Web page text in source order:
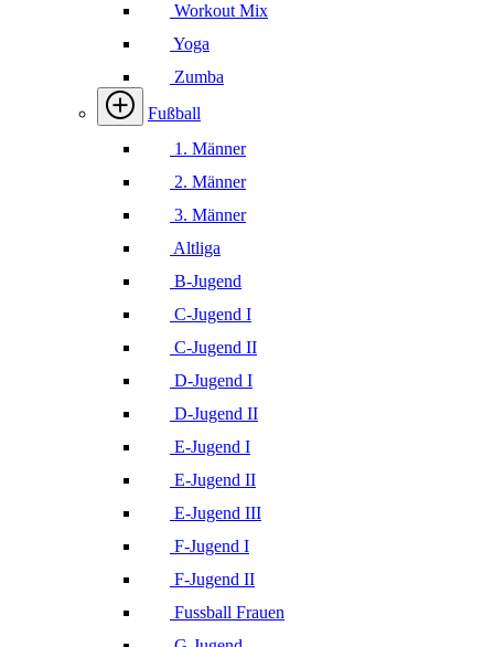
Workout Mix
Yoga
Zumba
Fußball
1. Männer
2. Männer
3. Männer
Altliga
B-Jugend
C-Jugend I
C-Jugend II
D-Jugend I
D-Jugend II
E-Jugend I
E-Jugend II
E-Jugend III
F-Jugend I
F-Jugend II
Fussball Frauen